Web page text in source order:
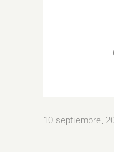
10 septiembre,